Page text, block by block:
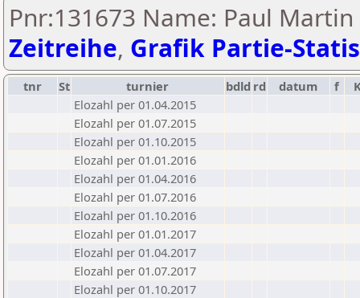
Pnr:131673 Name: Paul
Zeitreihe, Grafik Partie-
tnr St turnier bdld rd datum f
Elozahl per 01.04.2015
Elozahl per 01.07.2015
Elozahl per 01.10.2015
Elozahl per 01.01.2016
Elozahl per 01.04.2016
Elozahl per 01.07.2016
Elozahl per 01.10.2016
Elozahl per 01.01.2017
Elozahl per 01.04.2017
Elozahl per 01.07.2017
Elozahl per 01.10.2017